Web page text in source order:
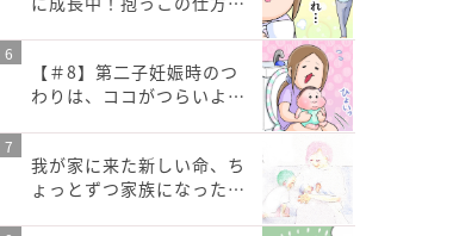
【＃8】第二子妊娠時のつ
わりは、ココがつらいよ…
我が家に来た新しい命、ち
ょっとずつ家族になった…